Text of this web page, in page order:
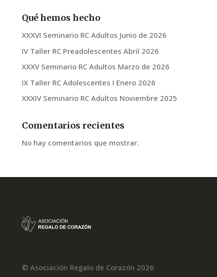
Qué hemos hecho
XXXVI Seminario RC Adultos Junio de 2026
IV Taller RC Preadolescentes Abril 2026
XXXV Seminario RC Adultos Marzo de 2026
IX Taller RC Adolescentes I Enero 2026
XXXIV Seminario RC Adultos Noviembre 2025
Comentarios recientes
No hay comentarios que mostrar.
© Asociación Regalo de Corazón 2026